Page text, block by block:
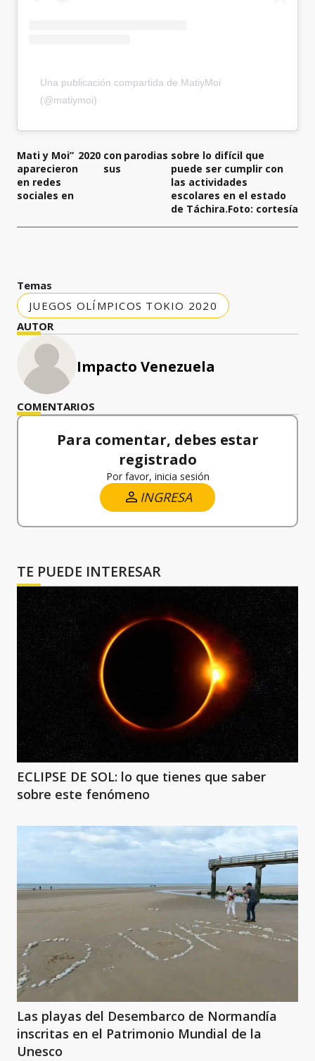
Una publicación compartida de MatiyMoi
(@matiymoi)
Mati y Moi”
aparecieron
en redes
sociales en
2020 con
sus
parodias sobre lo difícil que
puede ser cumplir con
las actividades
escolares en el estado
de Táchira.Foto: cortesía
Temas
JUEGOS OLÍMPICOS TOKIO 2020
AUTOR
Impacto Venezuela
COMENTARIOS
Para comentar, debes estar
registrado
Por favor, inicia sesión
INGRESA
TE PUEDE INTERESAR
ECLIPSE DE SOL: lo que tienes que saber
sobre este fenómeno
Las playas del Desembarco de Normandía
inscritas en el Patrimonio Mundial de la
Unesco